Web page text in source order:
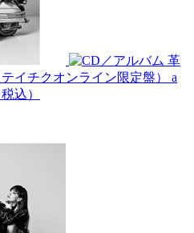
革
イチクオンライン限定盤） a
込）